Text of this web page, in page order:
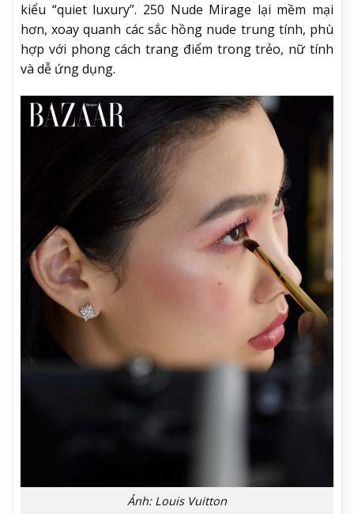
kiểu “quiet luxury”. 250 Nude Mirage lại mềm mại
hơn, xoay quanh các sắc hồng nude trung tính, phù
hợp với phong cách trang điểm trong trẻo, nữ tính
và dễ ứng dụng.
Ảnh: Louis Vuitton